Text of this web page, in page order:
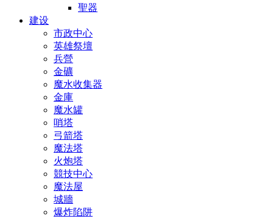
聖器
建设
市政中心
英雄祭壇
兵營
金礦
魔水收集器
金庫
魔水罐
哨塔
弓箭塔
魔法塔
火炮塔
競技中心
魔法屋
城牆
爆炸陷阱